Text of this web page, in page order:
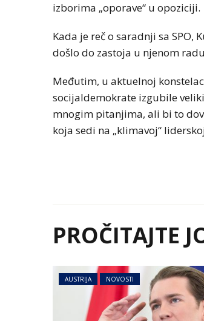
izborima „oporave“ u opoziciji.
Kada je reč o saradnji sa SPO,
došlo do zastoja u njenom
Međutim, u aktuelnoj
socijaldemokrate izgubile
mnogim pitanjima, ali bi to
koja sedi na „klimavoj“
PROČITAJTE
AUSTRIJA NOVOSTI